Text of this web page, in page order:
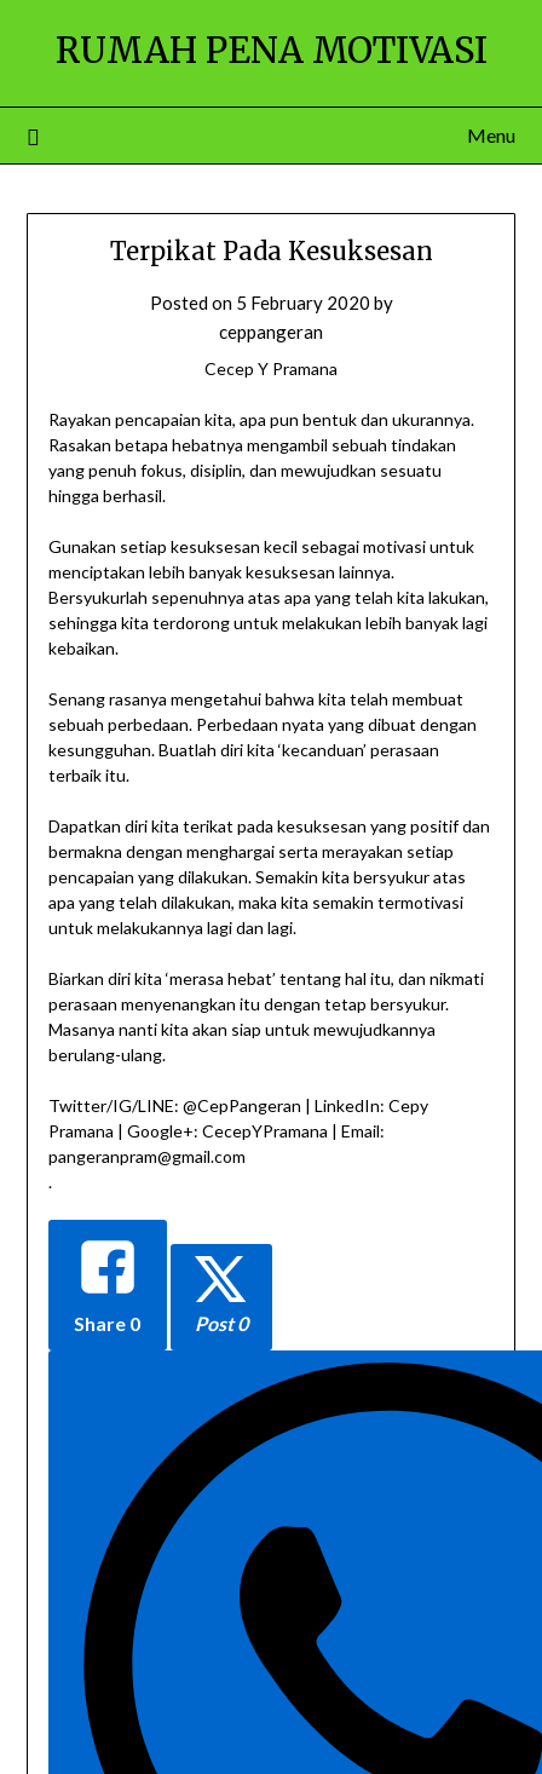
RUMAH PENA MOTIVASI
Menu
Terpikat Pada Kesuksesan
Posted on 5 February 2020 by
ceppangeran
Cecep Y Pramana
Rayakan pencapaian kita, apa pun bentuk dan ukurannya.
Rasakan betapa hebatnya mengambil sebuah tindakan
yang penuh fokus, disiplin, dan mewujudkan sesuatu
hingga berhasil.
Gunakan setiap kesuksesan kecil sebagai motivasi untuk
menciptakan lebih banyak kesuksesan lainnya.
Bersyukurlah sepenuhnya atas apa yang telah kita lakukan,
sehingga kita terdorong untuk melakukan lebih banyak lagi
kebaikan.
Senang rasanya mengetahui bahwa kita telah membuat
sebuah perbedaan. Perbedaan nyata yang dibuat dengan
kesungguhan. Buatlah diri kita ‘kecanduan’ perasaan
terbaik itu.
Dapatkan diri kita terikat pada kesuksesan yang positif dan
bermakna dengan menghargai serta merayakan setiap
pencapaian yang dilakukan. Semakin kita bersyukur atas
apa yang telah dilakukan, maka kita semakin termotivasi
untuk melakukannya lagi dan lagi.
Biarkan diri kita ‘merasa hebat’ tentang hal itu, dan nikmati
perasaan menyenangkan itu dengan tetap bersyukur.
Masanya nanti kita akan siap untuk mewujudkannya
berulang-ulang.
Twitter/IG/LINE: @CepPangeran | LinkedIn: Cepy
Pramana | Google+: CecepYPramana | Email:
pangeranpram@gmail.com
.
Share 0 Post 0